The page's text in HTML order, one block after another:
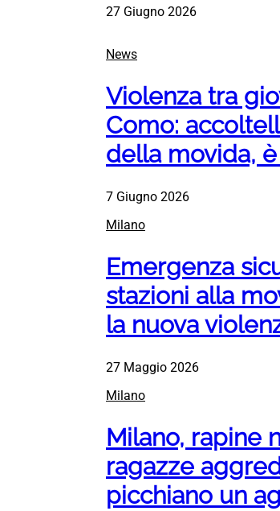
27 Giugno 2026
News
Violenza tra
Como:
della movida,
7 Giugno 2026
Milano
Emergenza
stazioni alla
la nuova
27 Maggio 2026
Milano
Milano, rapine
ragazze
picchiano un